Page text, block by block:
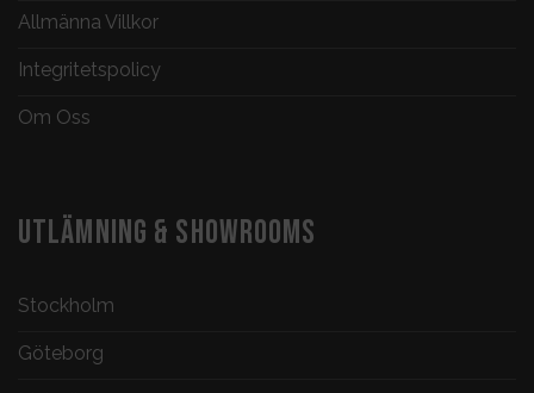
Allmänna Villkor
Integritetspolicy
Om Oss
UTLÄMNING & SHOWROOMS
Stockholm
Göteborg